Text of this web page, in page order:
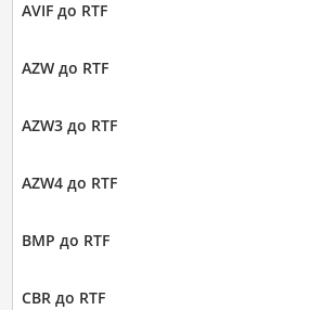
AVIF до RTF
AZW до RTF
AZW3 до RTF
AZW4 до RTF
BMP до RTF
CBR до RTF